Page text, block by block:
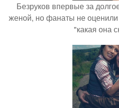
Безруков впервые за
женой, но фанаты не
"какая она